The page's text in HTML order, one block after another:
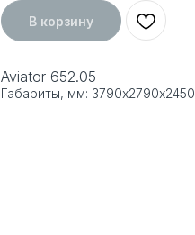
В корзину
Aviator 652.05
Габариты, мм: 3790х2790х2450